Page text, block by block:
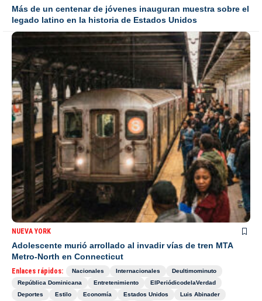
Más de un centenar de jóvenes inauguran muestra sobre el
legado latino en la historia de Estados Unidos
NUEVA YORK
Adolescente murió arrollado al invadir vías de tren MTA
Metro-North en Connecticut
Enlaces rápidos: Nacionales Internacionales
Deultimominuto
República Dominicana
Entretenimiento
ElPeriódicodelaVerdad
Deportes
Estilo Economía Estados Unidos
Luis Abinader